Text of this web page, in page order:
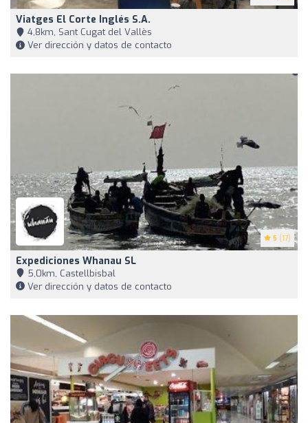
Viatges El Corte Inglés S.A.
4,8km, Sant Cugat del Vallès
Ver dirección y datos de contacto
5 (17)
Expediciones Whanau SL
5,0km, Castellbisbal
Ver dirección y datos de contacto